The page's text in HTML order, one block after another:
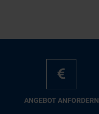
AN­GE­BOT AN­FOR­DERN